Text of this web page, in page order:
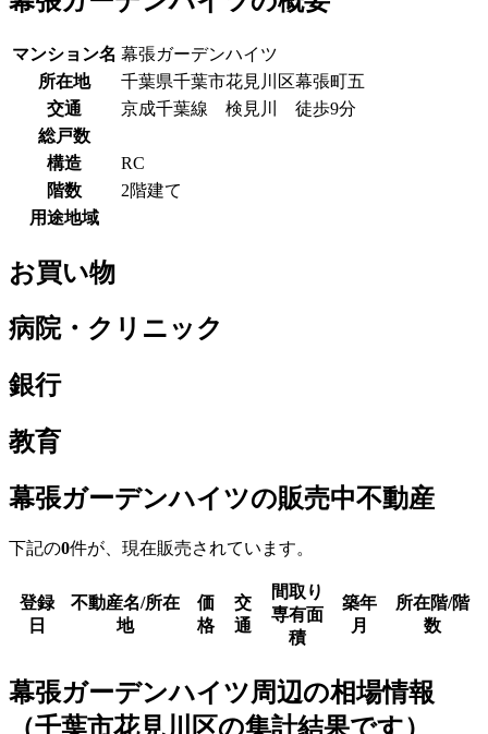
マンション名 幕張ガーデンハイツ
所在地
千葉県千葉市花見川区幕張町五
交通
京成千葉線 検見川 徒歩9分
総戸数
構造
RC
階数
2階建て
用途地域
お買い物
病院・クリニック
銀行
教育
幕張ガーデンハイツの販売中不動産
下記の0件が、現在販売されています。
登録
日
不動産名/所在
地
価
格
交
通
間取り
専有面
積
築年
月
所在階/階
数
幕張ガーデンハイツ周辺の相場情報
（千葉市花見川区の集計結果です）